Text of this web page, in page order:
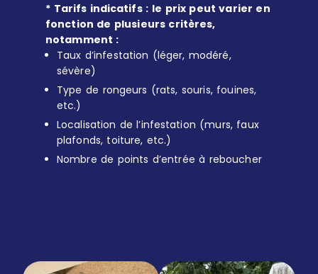
* Tarifs indicatifs : le prix peut varier en
fonction de plusieurs critères,
notamment :
Taux d’infestation (léger, modéré,
sévère)
Type de rongeurs (rats, souris, fouines,
etc.)
Localisation de l’infestation (murs, faux
plafonds, toiture, etc.)
Nombre de points d’entrée à reboucher